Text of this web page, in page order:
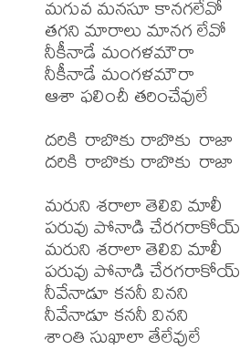
మగువ మనసూ కానగలేవో
తగని మారాలు మానగ లేవో
నీకీనాడే మంగళమౌరా
నీకీనాడే మంగళమౌరా
ఆశా ఫలించీ తరించేవులే
దరికి రాబొకు రాబొకు రాజా
దరికి రాబొకు రాబొకు రాజా
మరుని శరాలా తెలివి మాలీ
పరువు పోనాడి చేరగరాకోయ్
మరుని శరాలా తెలివి మాలీ
పరువు పోనాడి చేరగరాకోయ్
నీవేనాడూ కననీ వినని
నీవేనాడూ కననీ వినని
శాంతి సుఖాలా తేలేవులే